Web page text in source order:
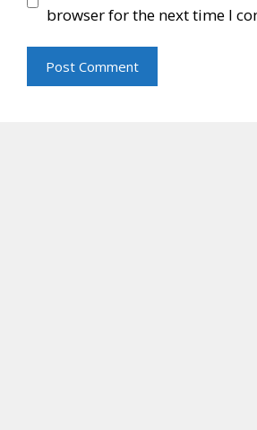
browser for the next time I